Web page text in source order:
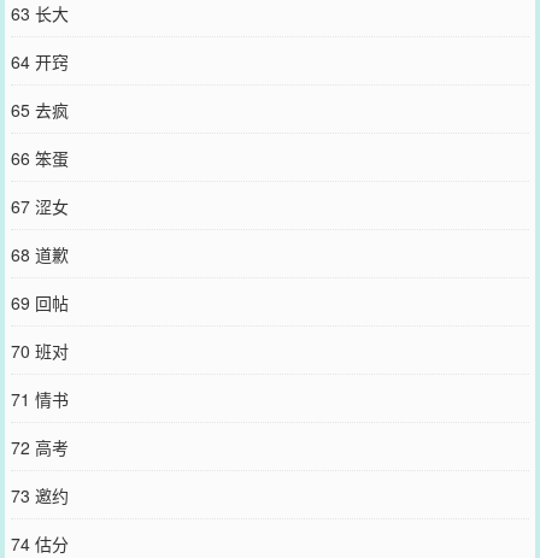
63 长大
64 开窍
65 去疯
66 笨蛋
67 涩女
68 道歉
69 回帖
70 班对
71 情书
72 高考
73 邀约
74 估分